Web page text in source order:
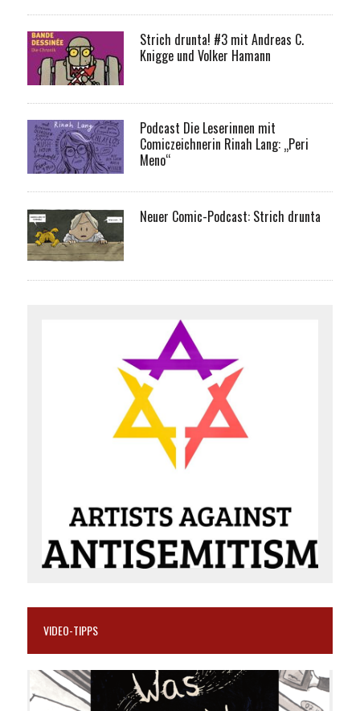
Strich drunta! #3 mit Andreas C.
Knigge und Volker Hamann
Podcast Die Leserinnen mit
Comiczeichnerin Rinah Lang: „Peri
Meno“
Neuer Comic-Podcast: Strich drunta
VIDEO-TIPPS